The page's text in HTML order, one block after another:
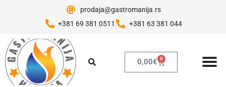
prodaja@gastromanija.rs
+381 69 381 0511
+381 63 381 044
0,00€ 0